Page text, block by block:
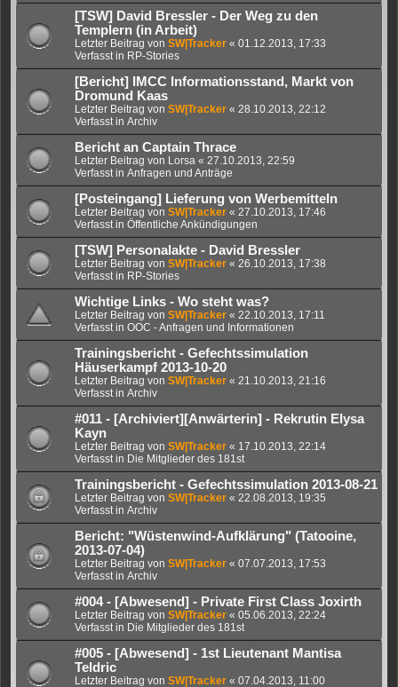
[TSW] David Bressler - Der Weg zu den
Templern (in Arbeit)
Letzter Beitrag von SW|Tracker « 01.12.2013, 17:33
Verfasst in RP-Stories
[Bericht] IMCC Informationsstand, Markt von
Dromund Kaas
Letzter Beitrag von SW|Tracker « 28.10.2013, 22:12
Verfasst in Archiv
Bericht an Captain Thrace
Letzter Beitrag von Lorsa « 27.10.2013, 22:59
Verfasst in Anfragen und Anträge
[Posteingang] Lieferung von Werbemitteln
Letzter Beitrag von SW|Tracker « 27.10.2013, 17:46
Verfasst in Öffentliche Ankündigungen
[TSW] Personalakte - David Bressler
Letzter Beitrag von SW|Tracker « 26.10.2013, 17:38
Verfasst in RP-Stories
Wichtige Links - Wo steht was?
Letzter Beitrag von SW|Tracker « 22.10.2013, 17:11
Verfasst in OOC - Anfragen und Informationen
Trainingsbericht - Gefechtssimulation
Häuserkampf 2013-10-20
Letzter Beitrag von SW|Tracker « 21.10.2013, 21:16
Verfasst in Archiv
#011 - [Archiviert][Anwärterin] - Rekrutin Elysa
Kayn
Letzter Beitrag von SW|Tracker « 17.10.2013, 22:14
Verfasst in Die Mitglieder des 181st
Trainingsbericht - Gefechtssimulation 2013-08-21
Letzter Beitrag von SW|Tracker « 22.08.2013, 19:35
Verfasst in Archiv
Bericht: "Wüstenwind-Aufklärung" (Tatooine,
2013-07-04)
Letzter Beitrag von SW|Tracker « 07.07.2013, 17:53
Verfasst in Archiv
#004 - [Abwesend] - Private First Class Joxirth
Letzter Beitrag von SW|Tracker « 05.06.2013, 22:24
Verfasst in Die Mitglieder des 181st
#005 - [Abwesend] - 1st Lieutenant Mantisa
Teldric
Letzter Beitrag von SW|Tracker « 07.04.2013, 11:00